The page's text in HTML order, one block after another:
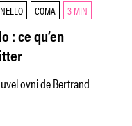
COMA 3 MIN
: ce qu’en
ovni de Bertrand